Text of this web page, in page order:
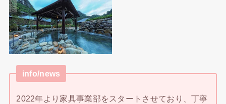
info/news
2022年より家具事業部をスタートさせており、丁寧